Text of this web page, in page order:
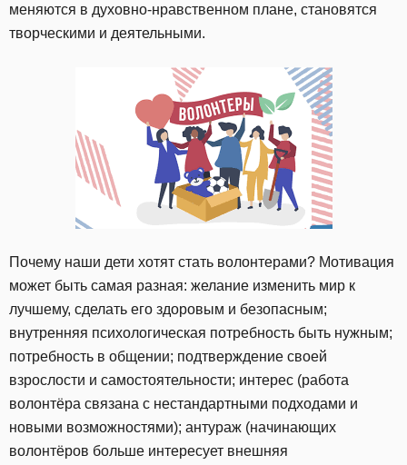
меняются в духовно-нравственном плане, становятся
творческими и деятельными.
Почему наши дети хотят стать волонтерами? Мотивация
может быть самая разная: желание изменить мир к
лучшему, сделать его здоровым и безопасным;
внутренняя психологическая потребность быть нужным;
потребность в общении; подтверждение своей
взрослости и самостоятельности; интерес (работа
волонтёра связана с нестандартными подходами и
новыми возможностями); антураж (начинающих
волонтёров больше интересует внешняя